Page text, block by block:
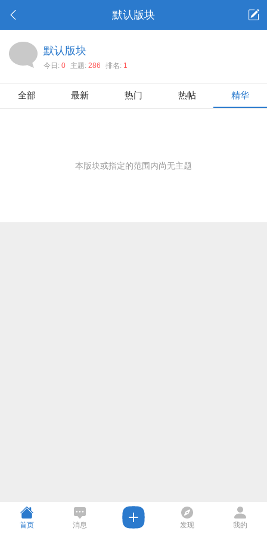
默认版块
默认版块
今日: 0 主题: 286 排名: 1
全部 最新 热门 热帖 精华
本版块或指定的范围内尚无主题
首页 消息 发现 我的